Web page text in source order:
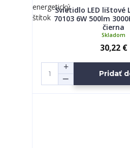
Svietidlo LED lištové
70103 6W 500lm
čierna
30,22 €
Skladom
Pridať